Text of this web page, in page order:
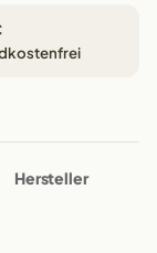
Hersteller